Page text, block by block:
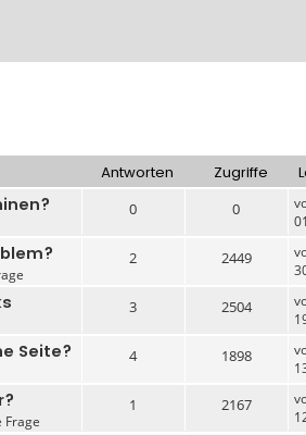
Antworten Zugriffe
0 0
2 2449
3 2504
Seite? 4 1898
Frage
1 2167